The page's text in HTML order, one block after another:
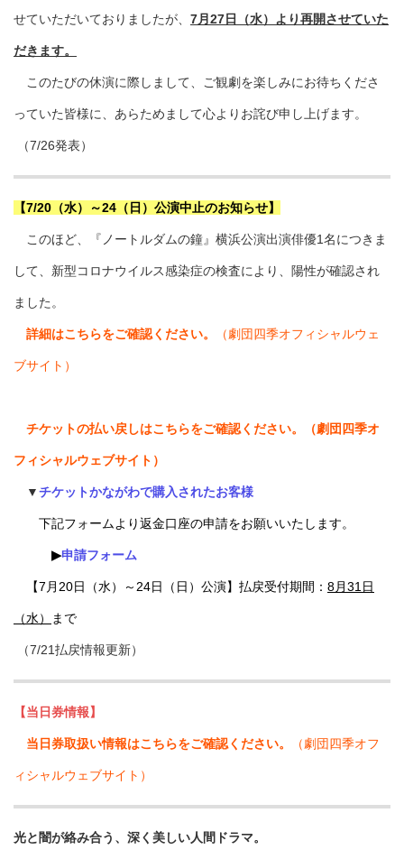
せていただいておりましたが、 7月27日（水）より再開させていた
だきます。
このたびの休演に際しまして、ご観劇を楽しみにお待ちくださ
っていた皆様に、あらためまして心よりお詫び申し上げます。
（7/26発表）
【7/20（水）～24（日）公演中止のお知らせ】
このほど、『ノートルダムの鐘』横浜公演出演俳優1名につきま
して、新型コロナウイルス感染症の検査により、陽性が確認され
ました。
詳細はこちらをご確認ください。 （劇団四季オフィシャルウェ
ブサイト）
チケットの払い戻しはこちらをご確認ください。（劇団四季オ
フィシャルウェブサイト）
▼チケットかながわで購入されたお客様
下記フォームより返金口座の申請をお願いいたします。
▶申請フォーム
【7月20日（水）～24日（日）公演】払戻受付期間： 8月31日
（水） まで
（7/21払戻情報更新）
【当日券情報】
当日券取扱い情報はこちらをご確認ください。 （劇団四季オフ
ィシャルウェブサイト）
光と闇が絡み合う、深く美しい人間ドラマ。